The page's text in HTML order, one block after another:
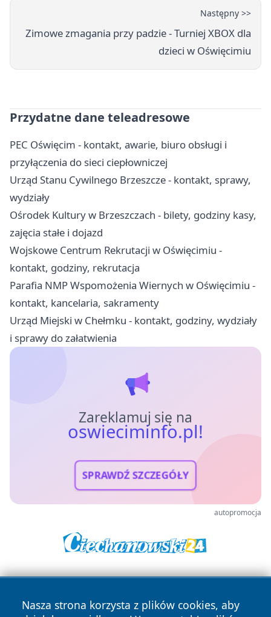
Następny >>
Zimowe zmagania przy padzie - Turniej XBOX dla
dzieci w Oświęcimiu
Przydatne dane teleadresowe
PEC Oświęcim - kontakt, awarie, biuro obsługi i
przyłączenia do sieci ciepłowniczej
Urząd Stanu Cywilnego Brzeszcze - kontakt, sprawy,
wydziały
Ośrodek Kultury w Brzeszczach - bilety, godziny kasy,
zajęcia stałe i dojazd
Wojskowe Centrum Rekrutacji w Oświęcimiu -
kontakt, godziny, rekrutacja
Parafia NMP Wspomożenia Wiernych w Oświęcimiu -
kontakt, kancelaria, sakramenty
Urząd Miejski w Chełmku - kontakt, godziny, wydziały
i sprawy do załatwienia
Zareklamuj się na
oswieciminfo.pl!
SPRAWDŹ SZCZEGÓŁY
autopromocja
Nasza strona korzysta z plików cookies, aby